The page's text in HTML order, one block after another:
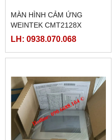
MÀN HÌNH CẢM ỨNG
WEINTEK CMT2128X
LH: 0938.070.068